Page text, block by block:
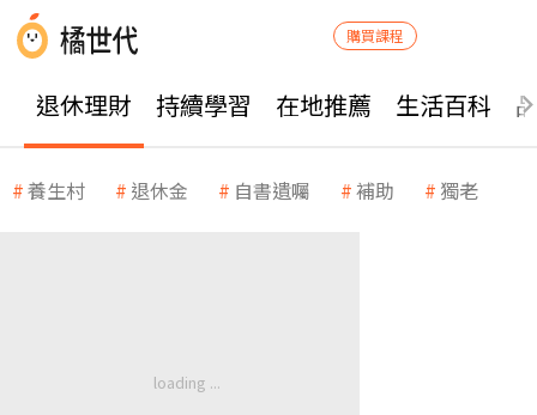
購買課程
退休理財 持續學習 在地推薦 生活百科
養生村 退休金 自書遺囑 補助 獨老